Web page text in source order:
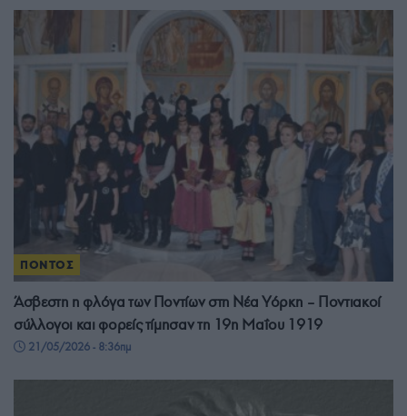
ΠΟΝΤΟΣ
Άσβεστη η φλόγα των Ποντίων στη Νέα Υόρκη – Ποντιακοί
σύλλογοι και φορείς τίμησαν τη 19η Μαΐου 1919
21/05/2026 - 8:36πμ